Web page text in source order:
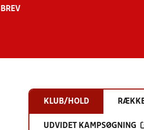
KLUB/HOLD
UDVIDET KAMPSØGNING